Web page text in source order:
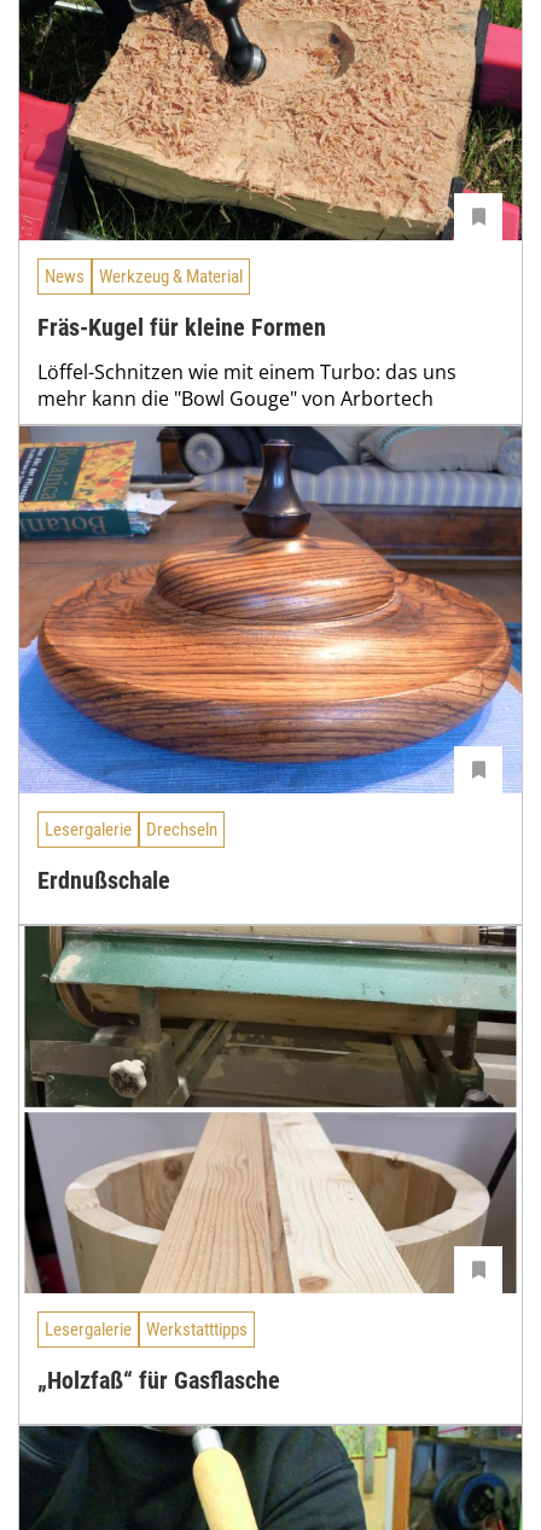
News Werkzeug & Material
Fräs-Kugel für kleine Formen
Löffel-Schnitzen wie mit einem Turbo: das uns
mehr kann die "Bowl Gouge" von Arbortech
Lesergalerie Drechseln
Erdnußschale
Lesergalerie Werkstatttipps
„Holzfaß“ für Gasflasche